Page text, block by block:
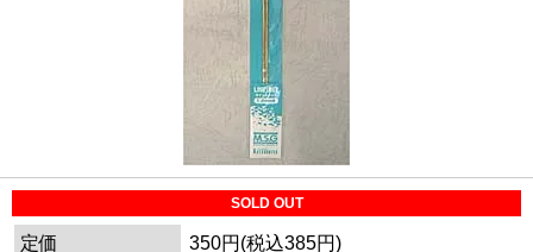
SOLD OUT
定価
350円(税込385円)